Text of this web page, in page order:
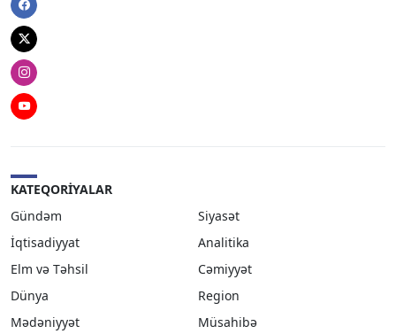
Facebook
Twitter
Instagram
Youtube
KATEQORIYALAR
Gündəm
Siyasət
İqtisadiyyat
Analitika
Elm və Təhsil
Cəmiyyət
Dünya
Region
Mədəniyyət
Müsahibə